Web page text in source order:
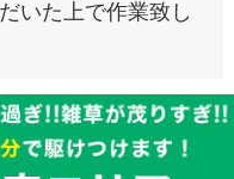
いた上で作業致し